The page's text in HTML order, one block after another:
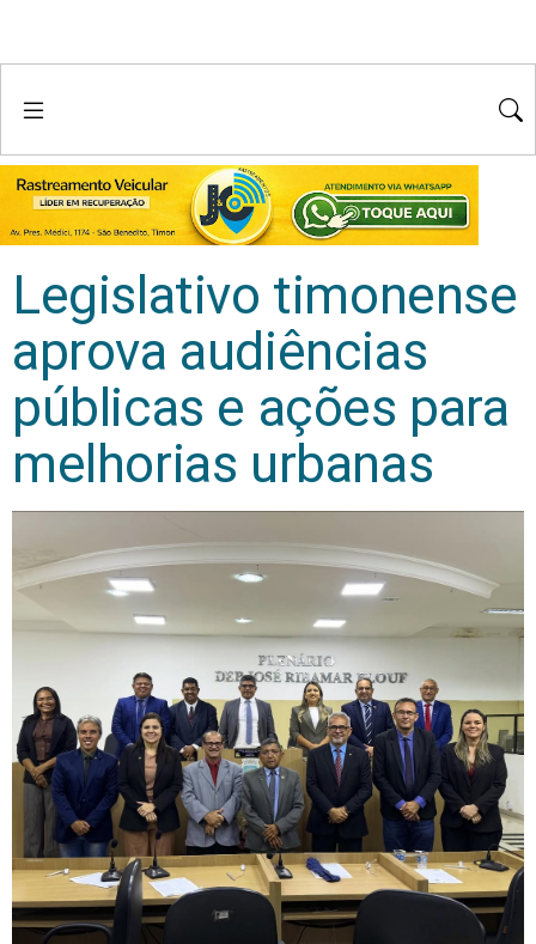
Legislativo timonense
aprova audiências
públicas e ações para
melhorias urbanas